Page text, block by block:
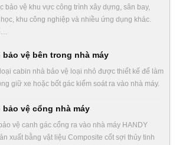
bảo vệ khu vực công trình xây dựng, sân bay,
khu công nghiệp và nhiều ứng dụng khác.
bảo vệ bên trong nhà máy
cabin nhà bảo vệ loại nhỏ được thiết kế để làm
giữ xe hoặc bốt gác kiểm soát ra vào nhà máy.
bảo vệ cổng nhà máy
vệ canh gác cổng ra vào nhà máy HANDY
xuất bằng vật liệu Composite cốt sợi thủy tinh